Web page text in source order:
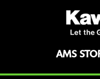
AMS